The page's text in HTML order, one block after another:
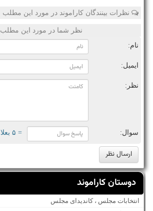
نظرات بینندگان کاراموند در مورد این مطلب
نظر شما در مورد این مطلب
نام:
ایمیل:
نظر:
سوال: = ۵ بعلاوه ۳
دوستان کاراموند
انتخابات مجلس ، کاندیدای مجلس